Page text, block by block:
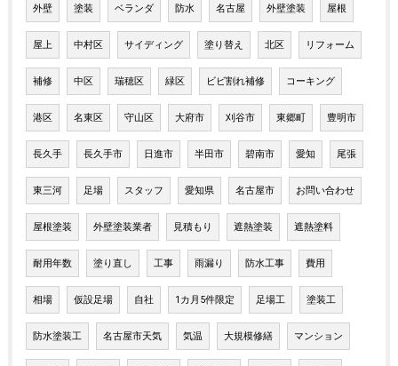
外壁 塗装 ベランダ 防水 名古屋 外壁塗装 屋根
屋上 中村区 サイディング 塗り替え 北区 リフォーム
補修 中区 瑞穂区 緑区 ビビ割れ補修 コーキング
港区 名東区 守山区 大府市 刈谷市 東郷町 豊明市
長久手 長久手市 日進市 半田市 碧南市 愛知 尾張
東三河 足場 スタッフ 愛知県 名古屋市 お問い合わせ
屋根塗装 外壁塗装業者 見積もり 遮熱塗装 遮熱塗料
耐用年数 塗り直し 工事 雨漏り 防水工事 費用
相場 仮設足場 自社 1カ月5件限定 足場工 塗装工
防水塗装工 名古屋市天気 気温 大規模修繕 マンション